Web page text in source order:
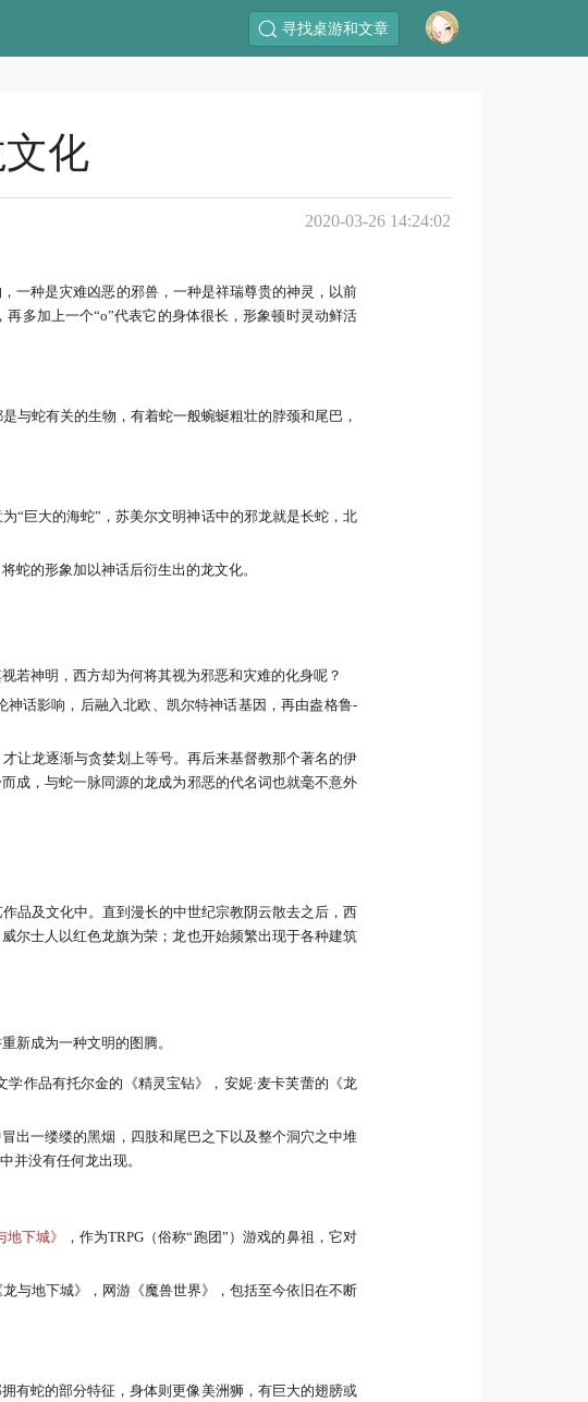
寻找桌游和文章
化
2020-03-26 14:24:02
一种是灾难凶恶的邪兽，一种是祥瑞尊贵的神灵，以前
再多加上一个“o”代表它的身体很长，形象顿时灵动鲜活
蛇有关的生物，有着蛇一般蜿蜒粗壮的脖颈和尾巴，
“巨大的海蛇”，苏美尔文明神话中的邪龙就是长蛇，北
蛇的形象加以神话后衍生出的龙文化。
若神明，西方却为何将其视为邪恶和灾难的化身呢？
话影响，后融入北欧、凯尔特神话基因，再由盎格鲁-
让龙逐渐与贪婪划上等号。再后来基督教那个著名的伊
成，与蛇一脉同源的龙成为邪恶的代名词也就毫不意外
品及文化中。直到漫长的中世纪宗教阴云散去之后，西
尔士人以红色龙旗为荣；龙也开始频繁出现于各种建筑
新成为一种文明的图腾。
作品有托尔金的《精灵宝钻》，安妮·麦卡芙蕾的《龙
出一缕缕的黑烟，四肢和尾巴之下以及整个洞穴之中堆
并没有任何龙出现。
地下城》
，作为TRPG（俗称“跑团”）游戏的鼻祖，它对
与地下城》，网游《魔兽世界》，包括至今依旧在不断
有蛇的部分特征，身体则更像美洲狮，有巨大的翅膀或